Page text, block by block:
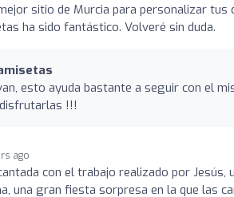
sitio de Murcia para personalizar
ha sido fantástico. Volveré sin duda.
esto ayuda bastante a seguir con el
!!!
ago
con el trabajo realizado por
una gran fiesta sorpresa en la que las